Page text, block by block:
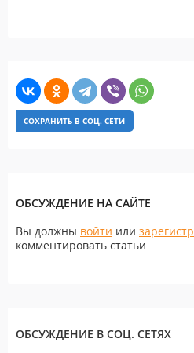
СОХРАНИТЬ В СОЦ. СЕТИ
ОБСУЖДЕНИЕ НА САЙТЕ
Вы должны войти или
комментировать статьи
ОБСУЖДЕНИЕ В СОЦ. СЕТЯХ